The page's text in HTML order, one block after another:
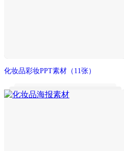
化妆品彩妆PPT素材 （11张）